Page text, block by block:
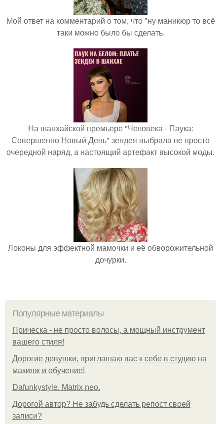
Мой ответ на комментарий о том, что "ну маникюр то всё
таки можно было бы сделать.
На шанхайской премьере "Человека - Паука:
Совершенно Новый День" зендея выбрала не просто
очередной наряд, а настоящий артефакт высокой моды.
Локоны для эффектной мамочки и её обворожительной
дочурки.
Популярные материалы
Прическа - не просто волосы, а мощный инструмент
вашего стиля!
Дорогие девушки, приглашаю вас к себе в студию на
макияж и обучение!
Dafunkystyle. Matrix neo.
Дорогой автор? Не забудь сделать репост своей
записи?